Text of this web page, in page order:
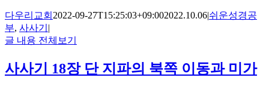
다우리교회 2022-09-27T15:25:03+09:002022.10.06|쉬운성경공
부, 사사기 |
글 내용 전체보기
사사기 18장 단 지파의 북쪽 이동과 미가